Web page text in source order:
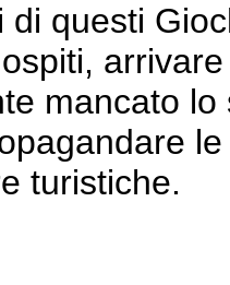
di questi
mancato
turistiche.